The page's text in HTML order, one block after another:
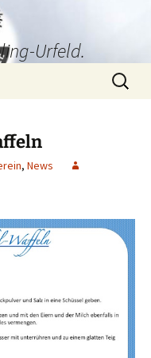
Urfeld.
Suchen
nach:
, News